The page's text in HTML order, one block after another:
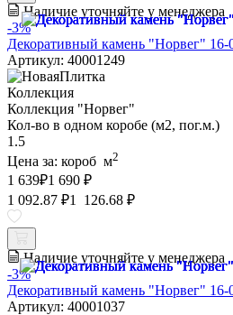
Наличие уточняйте у менеджера
-3%
Декоративный камень "Норвег" 16-
Артикул: 40001249
Коллекция
Коллекция "Норвег"
Кол-во в одном коробе (м2, пог.м.)
1.5
Цена за: короб м2
1 639₽1 690 ₽
1 092.87 ₽1 126.68 ₽
Наличие уточняйте у менеджера
-3%
Декоративный камень "Норвег" 16-
Артикул: 40001037